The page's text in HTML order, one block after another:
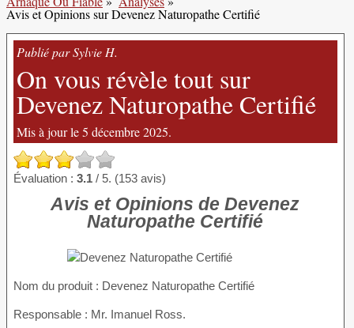
Avis et Opinions sur Devenez Naturopathe Certifié
Publié par Sylvie H.
On vous révèle tout sur
Devenez Naturopathe Certifié
Mis à jour le 5 décembre 2025.
Évaluation : 3.1 / 5. (153 avis)
Avis et Opinions de Devenez
Naturopathe Certifié
Nom du produit : Devenez Naturopathe Certifié
Responsable : Mr. Imanuel Ross.